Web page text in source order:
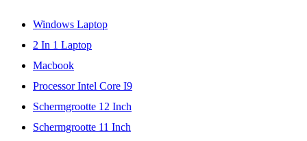
Windows Laptop
2 In 1 Laptop
Macbook
Processor Intel Core I9
Schermgrootte 12 Inch
Schermgrootte 11 Inch